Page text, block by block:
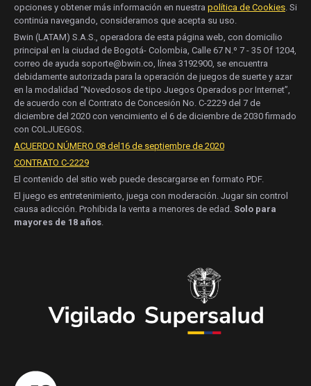
opciones y obtener más información en nuestra política de Cookies . Si
continúa navegando, consideramos que acepta su uso.
Bwin (LATAM) S.A.S., operadora de esta página web, con domicilio
principal en la ciudad de Bogotá- Colombia, Calle 67 N.º 7 - 35 Of 1204,
correo de ayuda soporte@bwin.co, línea 3192900, se encuentra
debidamente autorizada para la operación de juegos de suerte y azar
en la modalidad “Novedosos de tipo Juegos Operados por Internet”,
de acuerdo con el Contrato de Concesión No. C-2229 del 7 de
diciembre del 2020 con vencimiento el 6 de diciembre de 2030 firmado
con COLJUEGOS.
ACUERDO NÚMERO 08 del16 de septiembre de 2020
CONTRATO C-2229
El contenido del sitio web puede descargarse en formato PDF.
El juego es entretenimiento, juega con moderación. Jugar sin control
causa adicción. Prohibida la venta a menores de edad. Solo para
mayores de 18 años